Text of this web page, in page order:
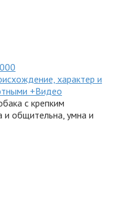
характер и
+Видео
с крепким
и общительна, умна и